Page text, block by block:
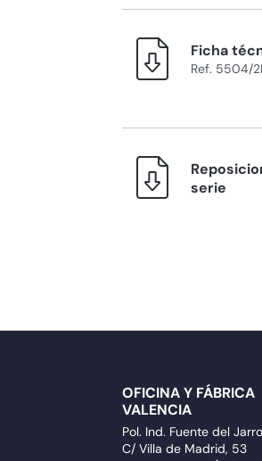
Ficha
Ref. 5504/
serie
OFICINA Y FÁBRICA
VALENCIA
Pol. Ind. Fuente del Jarro
C/ Villa de Madrid, 53